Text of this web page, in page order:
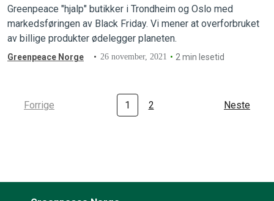
Greenpeace "hjalp" butikker i Trondheim og Oslo med
markedsføringen av Black Friday. Vi mener at overforbruket
av billige produkter ødelegger planeten.
Greenpeace Norge 26 november, 2021 2 min lesetid
Forrige 1 2 Neste